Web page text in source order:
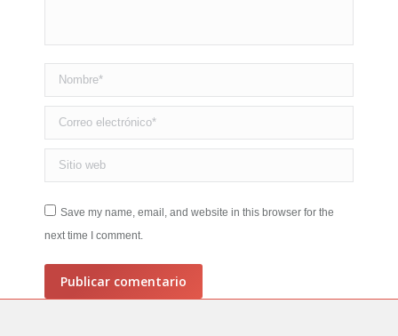
Nombre *
Correo electrónico *
Sitio web
Save my name, email, and website in this browser for the
next time I comment.
Publicar comentario